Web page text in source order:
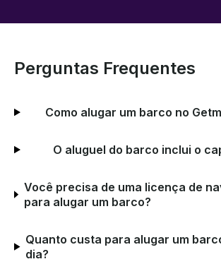
Perguntas Frequentes
Como alugar um barco no
O aluguel do barco inclui o
Você precisa de uma licença de
para alugar um barco?
Quanto custa para alugar um
dia?